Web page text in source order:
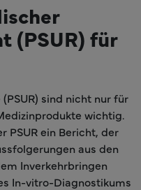
(PSUR) für
sind nicht nur für
wichtig.
PSUR ein Bericht, der
aus den
Inverkehrbringen
In-vitro-Diagnostikums